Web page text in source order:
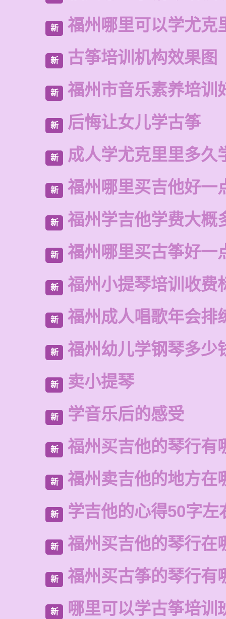
新 福州哪里可以学尤克
新 古筝培训机构效果图
新 福州市音乐素养培训
新 后悔让女儿学古筝
新 成人学尤克里里多久
新 福州哪里买吉他好一
新 福州学吉他学费大概
新 福州哪里买古筝好一
新 福州小提琴培训收费
新 福州成人唱歌年会排
新 福州幼儿学钢琴多少
新 卖小提琴
新 学音乐后的感受
新 福州买吉他的琴行有
新 福州卖吉他的地方在
新 学吉他的心得50字左
新 福州买吉他的琴行在
新 福州买古筝的琴行有
新 哪里可以学古筝培训